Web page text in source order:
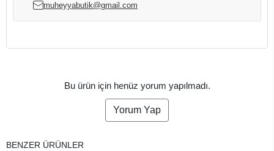
muheyyabutik@gmail.com
Bu ürün için henüz yorum yapılmadı.
Yorum Yap
BENZER ÜRÜNLER